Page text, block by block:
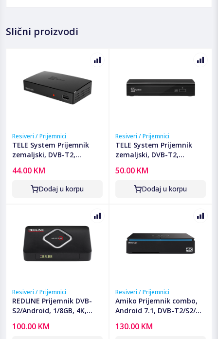
Slični proizvodi
Resiveri / Prijemnici
TELE System Prijemnik
zemaljski, DVB-T2,
MINION/01
44.00 KM
Dodaj u korpu
Resiveri / Prijemnici
TELE System Prijemnik
zemaljski, DVB-T2,
TS6815 T2 HEVC
50.00 KM
Dodaj u korpu
Resiveri / Prijemnici
REDLINE Prijemnik DVB-
S2/Android, 1/8GB, 4K,
REDROID S100
100.00 KM
Resiveri / Prijemnici
Amiko Prijemnik combo,
Android 7.1, DVB-T2/S2/C,
130.00 KM